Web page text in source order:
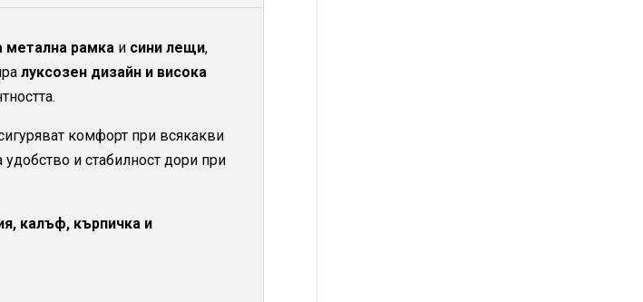
метална рамка и сини лещи,
луксозен дизайн и висока
комфорт при всякакви
удобство и стабилност дори при
калъф, кърпичка и